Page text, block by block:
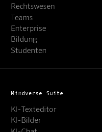
Rechtswesen
Teams
Enterprise
Bildung
Studenten
Mindverse Suite
KI-Texteditor
KI-Bilder